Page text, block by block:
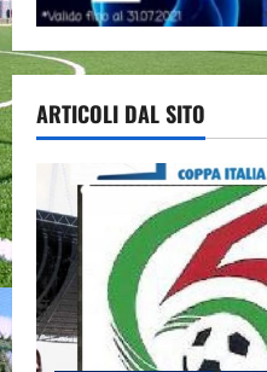
ARTICOLI DAL SITO